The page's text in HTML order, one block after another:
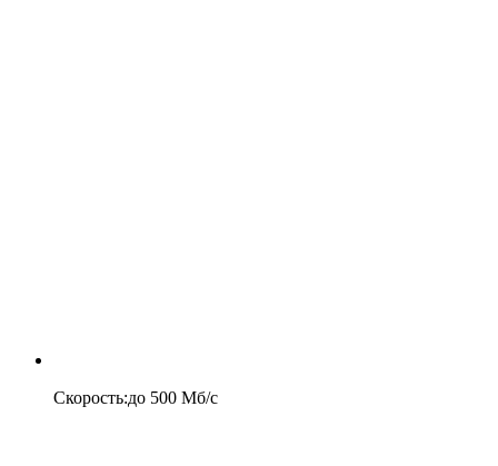
Скорость:до 500 Мб/c